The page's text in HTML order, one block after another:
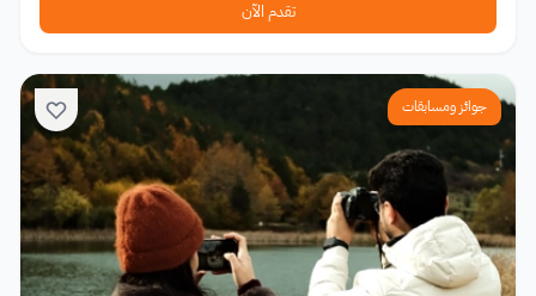
تقدم الآن
جوائز ومسابقات